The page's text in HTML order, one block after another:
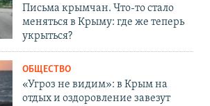
Письма крымчан. Что-то стало
меняться в Крыму: где же теперь
укрыться?
ОБЩЕСТВО
«Угроз не видим»: в Крым на
отдых и оздоровление завезут